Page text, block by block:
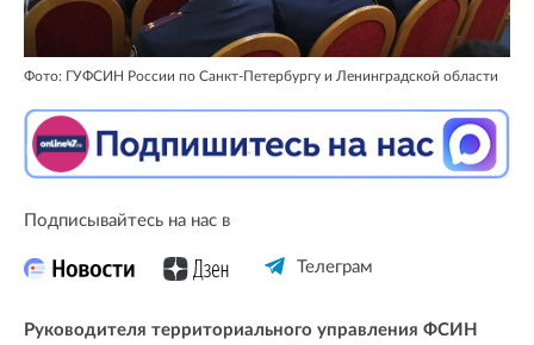
Фото: ГУФСИН России по Санкт-Петербургу и Ленинградской области
Подписывайтесь на нас в
Телеграм
Руководителя территориального управления ФСИН